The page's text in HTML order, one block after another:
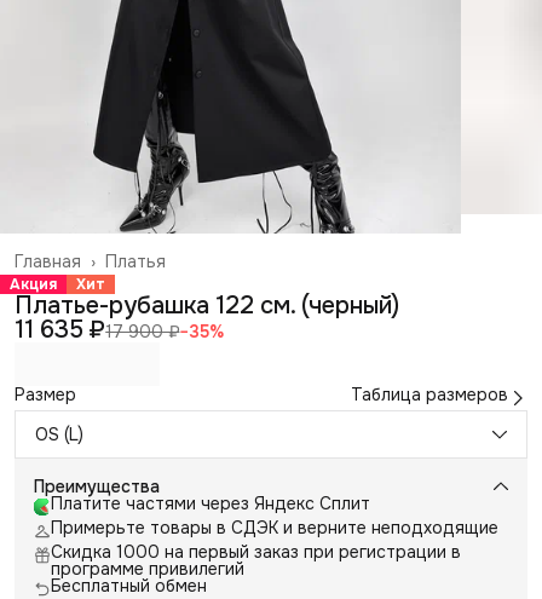
Платья
Главная ›
Акция Хит
Платье-рубашка 122 см. (черный)
11 635 ₽17 900 ₽−35%
Размер
Таблица размеров
OS (L)
Преимущества
Платите частями через Яндекс Сплит
Примерьте товары в СДЭК и верните неподходящие
Скидка 1000 на первый заказ при регистрации в
программе привилегий
Бесплатный обмен